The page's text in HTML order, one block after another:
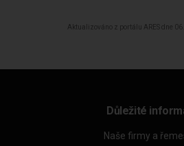
Aktualizováno z portálu ARES dne
Důležité
Naše firmy a